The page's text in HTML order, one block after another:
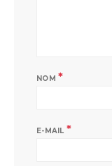
NOM *
E-MAIL *